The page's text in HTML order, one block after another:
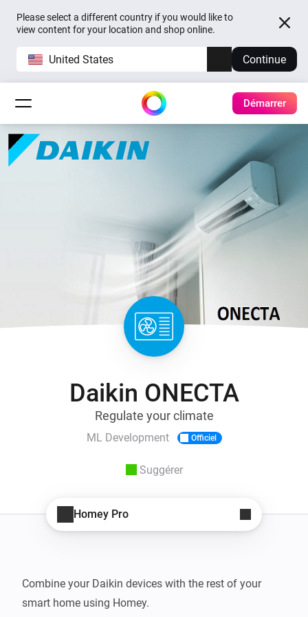
Please select a different country if you would like to
view content for your location and shop online.
United States Continue
Démarrer
Daikin ONECTA
Regulate your climate
ML Development Officiel
Suggérer
Homey Pro
Combine your Daikin devices with the rest of your
smart home using Homey.